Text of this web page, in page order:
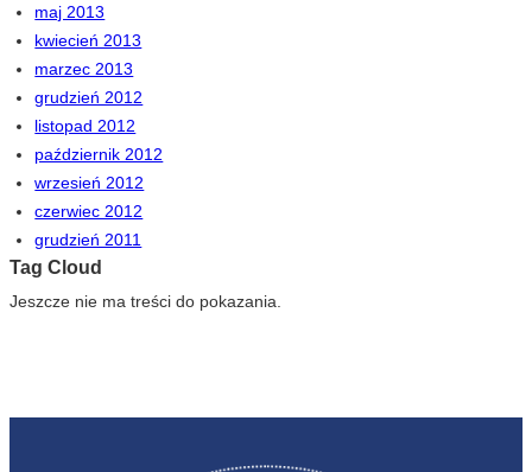
maj 2013
kwiecień 2013
marzec 2013
grudzień 2012
listopad 2012
październik 2012
wrzesień 2012
czerwiec 2012
grudzień 2011
Tag Cloud
Jeszcze nie ma treści do pokazania.